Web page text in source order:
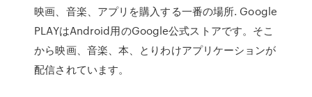
映画、音楽、アプリを購入する一番の場所. Google
PLAYはAndroid用のGoogle公式ストアです。そこ
から映画、音楽、本、とりわけアプリケーションが
配信されています。